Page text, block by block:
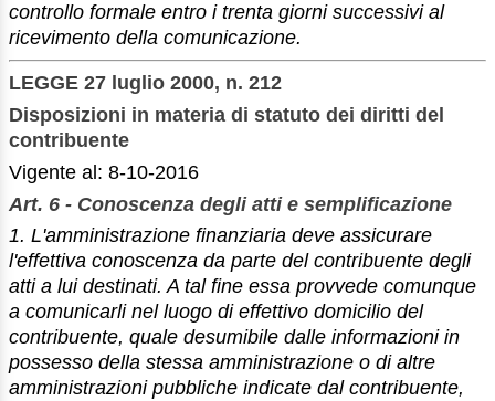
controllo formale entro i trenta giorni successivi al
ricevimento della comunicazione.
LEGGE 27 luglio 2000, n. 212
Disposizioni in materia di statuto dei diritti del
contribuente
Vigente al: 8-10-2016
Art. 6 - Conoscenza degli atti e semplificazione
1. L'amministrazione finanziaria deve assicurare
l'effettiva conoscenza da parte del contribuente degli
atti a lui destinati. A tal fine essa provvede comunque
a comunicarli nel luogo di effettivo domicilio del
contribuente, quale desumibile dalle informazioni in
possesso della stessa amministrazione o di altre
amministrazioni pubbliche indicate dal contribuente,